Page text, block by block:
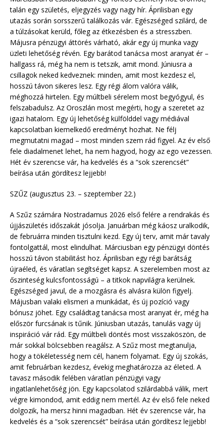
talán egy születés, eljegyzés vagy nagy hír. Áprilisban egy
utazás során sorsszerű találkozás vár. Egészséged szilárd, de
a túlzásokat kerüld, főleg az étkezésben és a stresszben.
Májusra pénzügyi áttörés várható, akár egy új munka vagy
üzleti lehetőség révén. Egy barátod tanácsa most aranyat ér –
hallgass rá, még ha nem is tetszik, amit mond. Júniusra a
csillagok neked kedveznek: minden, amit most kezdesz el,
hosszú távon sikeres lesz. Egy régi álom valóra válik,
méghozzá hirtelen. Egy múltbeli sérelem most begyógyul, és
felszabadulsz. Az Oroszlán most megérti, hogy a szeretet az
igazi hatalom. Egy új lehetőség külfölddel vagy médiával
kapcsolatban kiemelkedő eredményt hozhat. Ne félj
megmutatni magad – most minden szem rád figyel. Az év első
fele diadalmenet lehet, ha nem hagyod, hogy az ego vezessen.
Hét év szerencse vár, ha kedvelés és a “sok szerencsét”
beírása után gördítesz lejjebb!
SZŰZ (augusztus 23. – szeptember 22.)
A Szűz számára Nostradamus 2026 első felére a rendrakás és
újjászületés időszakát jósolja. Januárban még káosz uralkodik,
de februárra minden tisztulni kezd. Egy új terv, amit már tavaly
fontolgattál, most elindulhat. Márciusban egy pénzügyi döntés
hosszú távon stabilitást hoz. Áprilisban egy régi barátság
újraéled, és váratlan segítséget kapsz. A szerelemben most az
őszinteség kulcsfontosságú – a titkok napvilágra kerülnek.
Egészséged javul, de a mozgásra és alvásra külön figyelj.
Májusban valaki elismeri a munkádat, és új pozíció vagy
bónusz jöhet. Egy családtag tanácsa most aranyat ér, még ha
először furcsának is tűnik. Júniusban utazás, tanulás vagy új
inspiráció vár rád. Egy múltbeli döntés most visszaköszön, de
már sokkal bölcsebben reagálsz. A Szűz most megtanulja,
hogy a tökéletesség nem cél, hanem folyamat. Egy új szokás,
amit februárban kezdesz, évekig meghatározza az életed. A
tavasz második felében váratlan pénzügyi vagy
ingatlanlehetőség jön. Egy kapcsolatod szilárdabbá válik, mert
végre kimondod, amit eddig nem mertél. Az év első fele neked
dolgozik, ha mersz hinni magadban. Hét év szerencse vár, ha
kedvelés és a “sok szerencsét” beírása után gördítesz lejjebb!